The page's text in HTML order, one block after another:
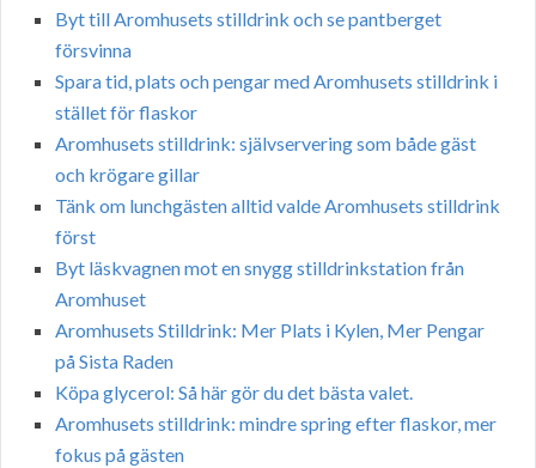
Byt till Aromhusets stilldrink och se pantberget
försvinna
Spara tid, plats och pengar med Aromhusets stilldrink i
stället för flaskor
Aromhusets stilldrink: självservering som både gäst
och krögare gillar
Tänk om lunchgästen alltid valde Aromhusets stilldrink
först
Byt läskvagnen mot en snygg stilldrinkstation från
Aromhuset
Aromhusets Stilldrink: Mer Plats i Kylen, Mer Pengar
på Sista Raden
Köpa glycerol: Så här gör du det bästa valet.
Aromhusets stilldrink: mindre spring efter flaskor, mer
fokus på gästen